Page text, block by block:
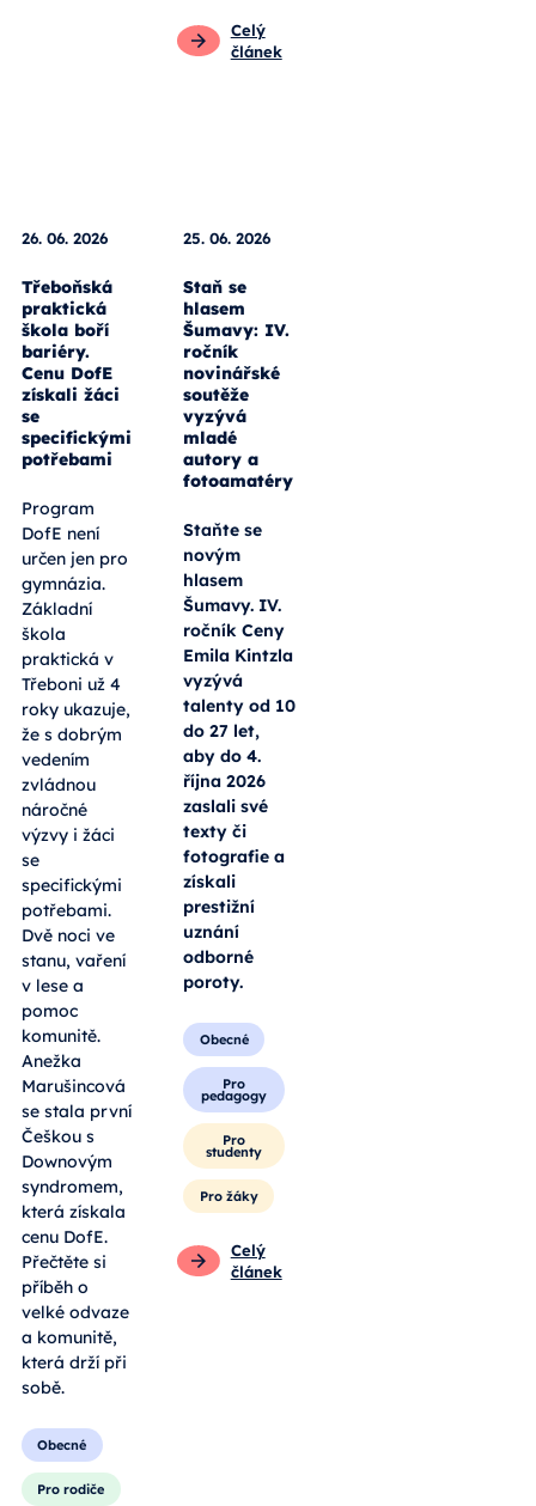
Celý
článek
26. 06. 2026
Třeboňská
praktická
škola boří
bariéry.
Cenu DofE
získali žáci
se
specifickými
potřebami
Program
DofE není
určen jen pro
gymnázia.
Základní
škola
praktická v
Třeboni už 4
roky ukazuje,
že s dobrým
vedením
zvládnou
náročné
výzvy i žáci
se
specifickými
potřebami.
Dvě noci ve
stanu, vaření
v lese a
pomoc
komunitě.
Anežka
Marušincová
se stala první
Češkou s
Downovým
syndromem,
která získala
cenu DofE.
Přečtěte si
příběh o
velké odvaze
a komunitě,
která drží při
sobě.
Obecné
Pro rodiče
25. 06. 2026
Staň se
hlasem
Šumavy: IV.
ročník
novinářské
soutěže
vyzývá
mladé
autory a
fotoamatéry
Staňte se
novým
hlasem
Šumavy. IV.
ročník Ceny
Emila Kintzla
vyzývá
talenty od 10
do 27 let,
aby do 4.
října 2026
zaslali své
texty či
fotografie a
získali
prestižní
uznání
odborné
poroty.
Obecné
Pro
pedagogy
Pro
studenty
Pro žáky
Celý
článek